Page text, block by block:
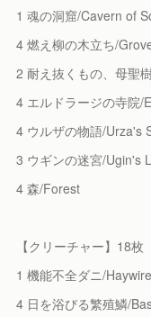
1 魂の洞窟/Cavern of
4 燃え柳の木立ち/
2 耐え抜くもの、母聖
4 エルドラージの寺院/
4 ウルザの物語/Urza's
3 ウギンの迷宮/Ugin's
4 森/Forest
【クリーチャー】18枚
1 機能不全ダニ/
4 日を浴びる繁殖鱗/